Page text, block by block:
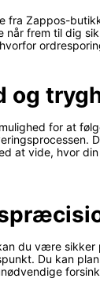
fra Zappos-
når frem til dig
og
for at
at vide, hvor
du være sikker
Du kan